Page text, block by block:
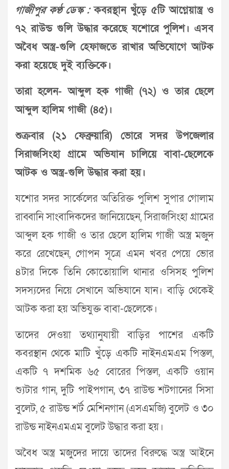
গাজীপুর কণ্ঠ ডেস্ক :কবরস্থান খুঁড়ে ৫টি আগ্নেয়াস্ত্র ও
৭২ রাউন্ড গুলি উদ্ধার করেছে যশোরে পুলিশ। এসব
অবৈধ অস্ত্র-গুলি হেফাজতে রাখার অভিযোগে আটক
করা হয়েছে দুই ব্যক্তিকে।
তারা হলেন- আব্দুল হক গাজী (৭২) ও তার ছেলে
আব্দুল হালিম গাজী (৪৫)।
শুক্রবার (২১ ফেব্রুয়ারি) ভোরে সদর উপজেলার
সিরাজসিংহা গ্রামে অভিযান চালিয়ে বাবা-ছেলেকে
আটক ও অস্ত্র-গুলি উদ্ধার করা হয়।
যশোর সদর সার্কেলের অতিরিক্ত পুলিশ সুপার গোলাম
রাব্বানি সাংবাদিকদের জানিয়েছেন, সিরাজসিংহা গ্রামের
আব্দুল হক গাজী ও তার ছেলে হালিম গাজী অস্ত্র মজুদ
করে রেখেছেন, গোপন সূত্রে এমন খবর পেয়ে ভোর
৪টার দিকে তিনি কোতোয়ালি থানার ওসিসহ পুলিশ
সদস্যদের নিয়ে সেখানে অভিযানে যান। বাড়ি থেকেই
আটক করা হয় অভিযুক্ত বাবা-ছেলেকে।
তাদের দেওয়া তথ্যানুযায়ী বাড়ির পাশের একটি
কবরস্থান থেকে মাটি খুঁড়ে একটি নাইনএমএম পিস্তল,
একটি ৭ দশমিক ৬৫ বোরের পিস্তল, একটি ওয়ান
শ্যুটার গান, দুটি পাইপগান, ৩৭ রাউন্ড শটগানের সিসা
বুলেট, ৫ রাউন্ড শর্ট মেশিনগান (এসএমজি) বুলেট ও ৩০
রাউন্ড নাইনএমএম বুলেট উদ্ধার করা হয়।
অবৈধ অস্ত্র মজুদের দায়ে তাদের বিরুদ্ধে অস্ত্র আইনে